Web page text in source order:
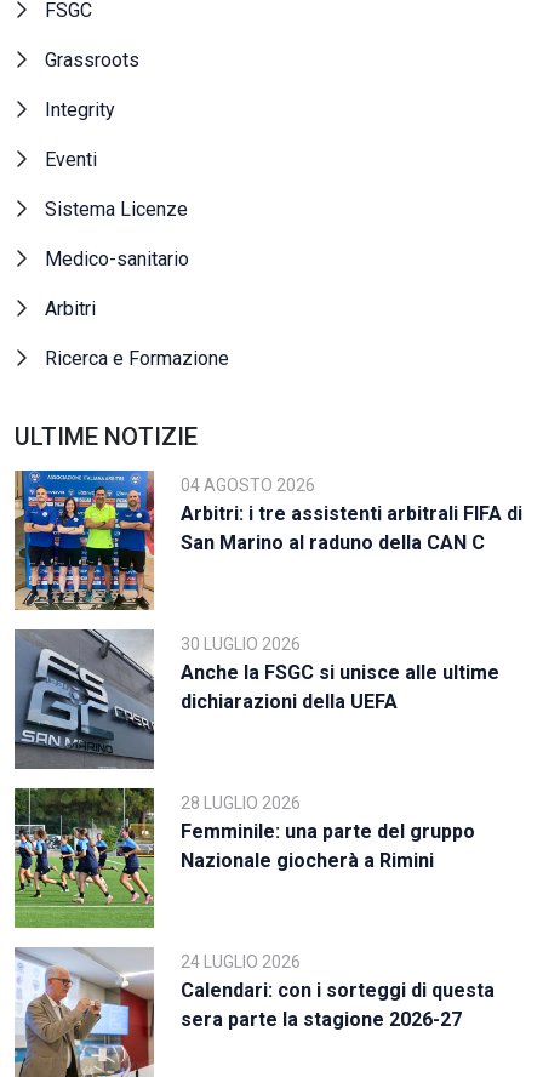
FSGC
Grassroots
Integrity
Eventi
Sistema Licenze
Medico-sanitario
Arbitri
Ricerca e Formazione
ULTIME NOTIZIE
04 AGOSTO 2026
Arbitri: i tre assistenti arbitrali FIFA di
San Marino al raduno della CAN C
30 LUGLIO 2026
Anche la FSGC si unisce alle ultime
dichiarazioni della UEFA
28 LUGLIO 2026
Femminile: una parte del gruppo
Nazionale giocherà a Rimini
24 LUGLIO 2026
Calendari: con i sorteggi di questa
sera parte la stagione 2026-27